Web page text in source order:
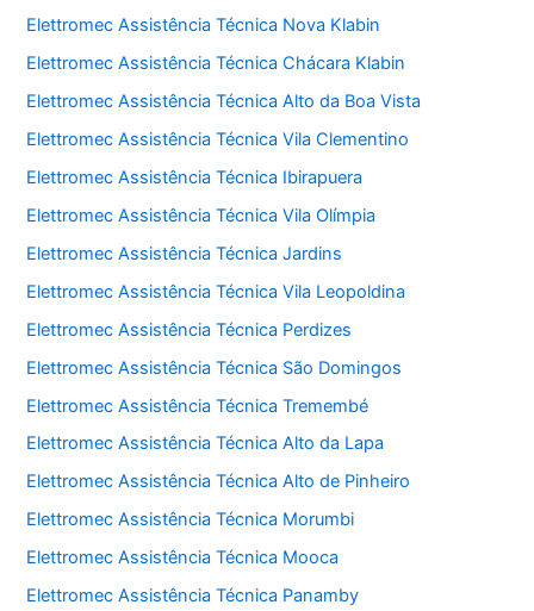
Elettromec Assistência Técnica Nova Klabin
Elettromec Assistência Técnica Chácara Klabin
Elettromec Assistência Técnica Alto da Boa Vista
Elettromec Assistência Técnica Vila Clementino
Elettromec Assistência Técnica Ibirapuera
Elettromec Assistência Técnica Vila Olímpia
Elettromec Assistência Técnica Jardins
Elettromec Assistência Técnica Vila Leopoldina
Elettromec Assistência Técnica Perdizes
Elettromec Assistência Técnica São Domingos
Elettromec Assistência Técnica Tremembé
Elettromec Assistência Técnica Alto da Lapa
Elettromec Assistência Técnica Alto de Pinheiro
Elettromec Assistência Técnica Morumbi
Elettromec Assistência Técnica Mooca
Elettromec Assistência Técnica Panamby